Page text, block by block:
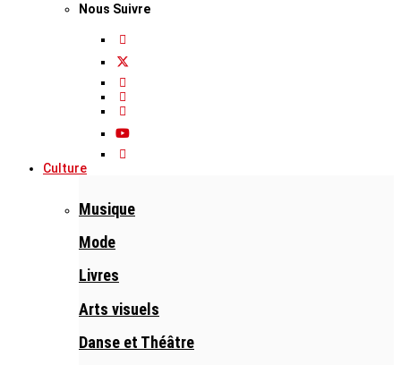
Nous Suivre
Culture
Musique
Mode
Livres
Arts visuels
Danse et Théâtre